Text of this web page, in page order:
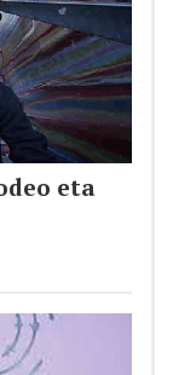
eta